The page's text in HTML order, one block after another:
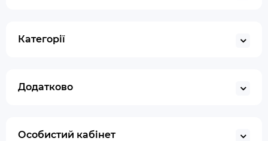
Категорії
Додатково
Особистий кабінет